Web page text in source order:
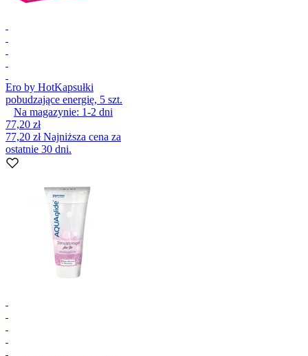
Ero by HotKapsułki
pobudzające energię, 5 szt.
Na magazynie: 1-2 dni
77,20 zł
77,20 złNajniższa cena za
ostatnie 30 dni.